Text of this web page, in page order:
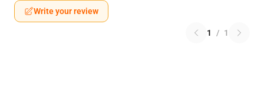
Write your review
1 / 1